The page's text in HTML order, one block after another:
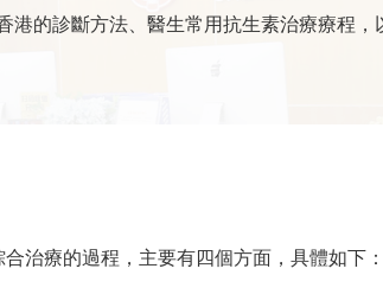
的診斷方法、醫生常用抗生素治療療程，
治療的過程，主要有四個方面，具體如下：